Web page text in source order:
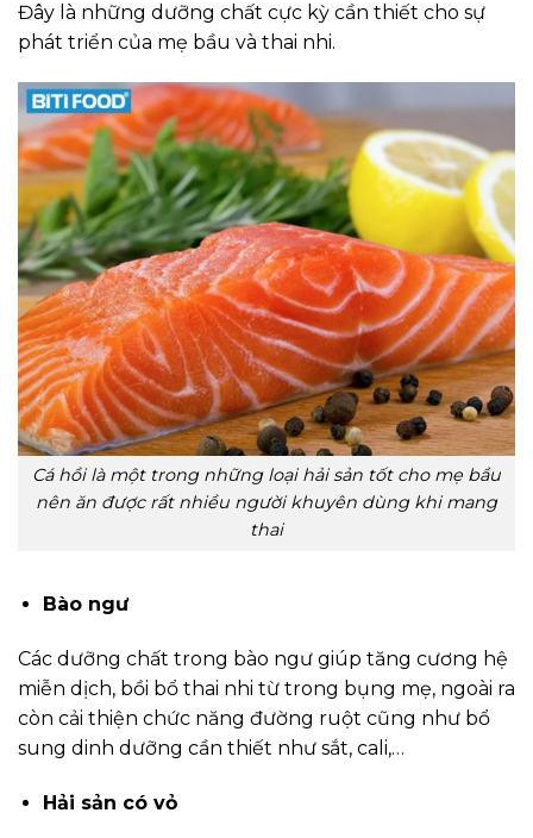
Đây là những dưỡng chất cực kỳ cần thiết cho sự
phát triển của mẹ bầu và thai nhi.
Cá hồi là một trong những loại hải sản tốt cho mẹ bầu
nên ăn được rất nhiều người khuyên dùng khi mang
thai
Bào ngư
Các dưỡng chất trong bào ngư giúp tăng cương hệ
miễn dịch, bồi bổ thai nhi từ trong bụng mẹ, ngoài ra
còn cải thiện chức năng đường ruột cũng như bổ
sung dinh dưỡng cần thiết như sắt, cali,…
Hải sản có vỏ